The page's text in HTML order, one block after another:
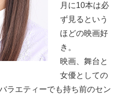
月に10本は必
ず見るという
ほどの映画好
き。
映画、舞台と
女優としての
ラエティーでも持ち前のセン